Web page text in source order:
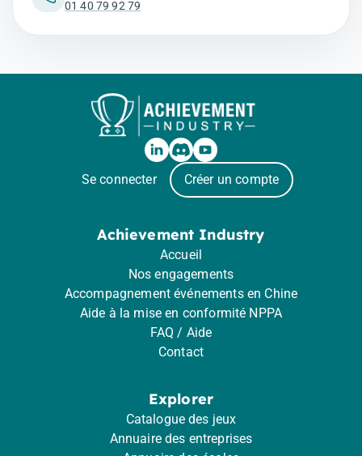
01 40 79 92 79
Se connecter Créer un compte
Achievement Industry
Accueil
Nos engagements
Accompagnement événements en Chine
Aide à la mise en conformité NPPA
FAQ / Aide
Contact
Explorer
Catalogue des jeux
Annuaire des entreprises